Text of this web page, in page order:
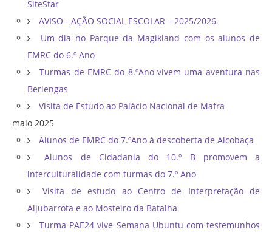
SiteStar
AVISO - AÇÃO SOCIAL ESCOLAR – 2025/2026
Um dia no Parque da Magikland com os alunos de
EMRC do 6.º Ano
Turmas de EMRC do 8.ºAno vivem uma aventura nas
Berlengas
Visita de Estudo ao Palácio Nacional de Mafra
maio 2025
Alunos de EMRC do 7.ºAno à descoberta de Alcobaça
Alunos de Cidadania do 10.º B promovem a
interculturalidade com turmas do 7.º Ano
Visita de estudo ao Centro de Interpretação de
Aljubarrota e ao Mosteiro da Batalha
Turma PAE24 vive Semana Ubuntu com testemunhos